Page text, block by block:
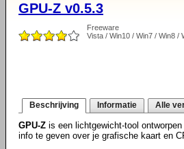
GPU-Z v0.5.3
Freeware
Vista / Win10 / Win7 / Win8 /
Beschrijving Informatie Alle
GPU-Z is een lichtgewicht-tool
info te geven over je grafische kaart en